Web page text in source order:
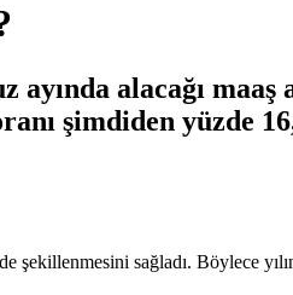
alacağı maaş
şimdiden yüzde
şekillenmesini sağladı. Böylece